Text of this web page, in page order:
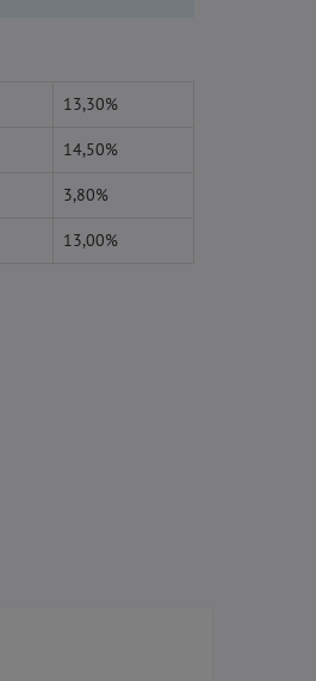
13,30%
14,50%
3,80%
13,00%